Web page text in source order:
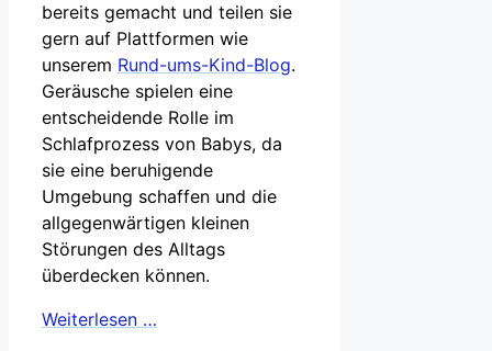
bereits gemacht und teilen sie
gern auf Plattformen wie
unserem Rund-ums-Kind-Blog.
Geräusche spielen eine
entscheidende Rolle im
Schlafprozess von Babys, da
sie eine beruhigende
Umgebung schaffen und die
allgegenwärtigen kleinen
Störungen des Alltags
überdecken können.
Weiterlesen …